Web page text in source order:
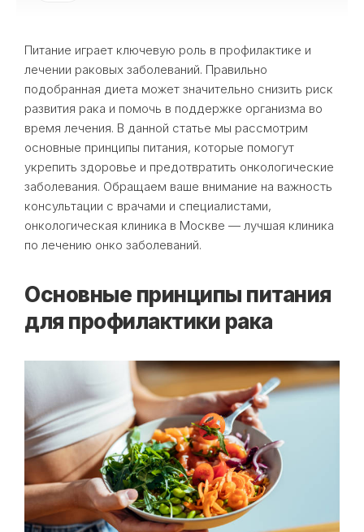
Питание играет ключевую роль в профилактике и
лечении раковых заболеваний. Правильно
подобранная диета может значительно снизить риск
развития рака и помочь в поддержке организма во
время лечения. В данной статье мы рассмотрим
основные принципы питания, которые помогут
укрепить здоровье и предотвратить онкологические
заболевания. Обращаем ваше внимание на важность
консультации с врачами и специалистами,
онкологическая клиника в Москве — лучшая клиника
по лечению онко заболеваний.
Основные принципы питания
для профилактики рака